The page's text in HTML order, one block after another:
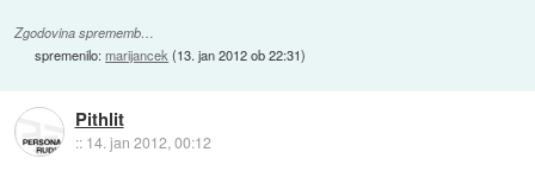
Zgodovina sprememb…
spremenilo:marijancek (13. jan 2012 ob 22:31)
Pithlit
:: 14. jan 2012, 00:12